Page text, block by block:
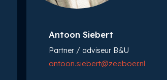
Antoon Siebert
Partner / adviseur B&U
antoon.siebert@zeeboer.nl